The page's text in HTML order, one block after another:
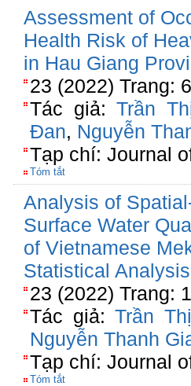
Assessment of
Health Risk of
in Hau Giang
23 (2022) Trang:
Tác giả:Trần
Đan, Nguyễn
Tạp chí: Journal
Tóm tắt
Analysis of
Surface Water
of Vietnamese
Statistical Analysis
23 (2022) Trang:
Tác giả: Trần
Nguyễn Thanh
Tạp chí: Journal
Tóm tắt